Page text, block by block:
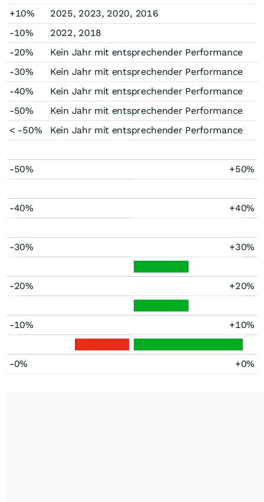
+10%
2025, 2023, 2020, 2016
-10%
2022, 2018
-20%
Kein Jahr mit entsprechender Performance
-30%
Kein Jahr mit entsprechender Performance
-40%
Kein Jahr mit entsprechender Performance
-50%
Kein Jahr mit entsprechender Performance
< -50%
Kein Jahr mit entsprechender Performance
-50% +50%
-40% +40%
-30% +30%
-20% +20%
-10% +10%
-0% +0%